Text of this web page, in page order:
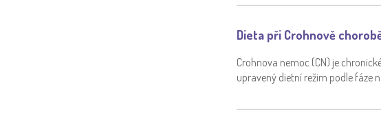
Dieta při Crohnově
Crohnova nemoc (CN) je
upravený dietní režim podle fáze